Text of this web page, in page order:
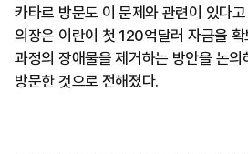
카타르 방문도 이 문제와 관련이 있다
의장은 이란이 첫 120억달러 자금을
과정의 장애물을 제거하는 방안을 논의
방문한 것으로 전해졌다.